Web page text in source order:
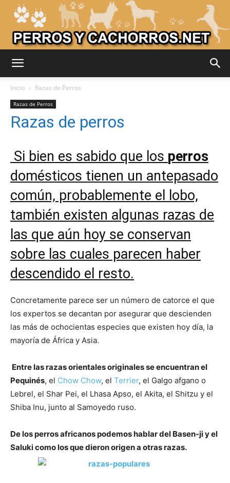
Perros
–
Razas
de
Perros
Fotos
de
Inicio Razas de Perros
Razas de Perros
Razas de perros
Si bien es sabido que los perros
domésticos tienen un antepasado
común, probablemente el lobo,
también existen algunas razas de
las que aún hoy se conservan
sobre las cuales parecen haber
descendido el resto.
Concretamente parece ser un número de catorce el que
los expertos se decantan por asegurar que descienden
las más de ochocientas especies que existen hoy día, la
mayoría de África y Asia.
Entre las razas orientales originales se encuentran el
Pequinés, el Chow Chow, el Terrier, el Galgo afgano o
Lebrel, el Shar Pei, el Lhasa Apso, el Akita, el Shitzu y el
Shiba Inu, junto al Samoyedo ruso.
De los perros africanos podemos hablar del Basen-ji y el
Saluki como los que dieron origen a otras razas.